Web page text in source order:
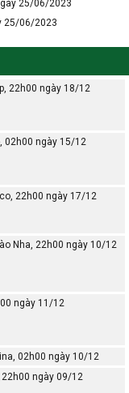
25/06/2023
25/06/2023
22h00 ngày 18/12
02h00 ngày 15/12
22h00 ngày 17/12
Nha, 22h00 ngày 10/12
ngày 11/12
02h00 ngày 10/12
ngày 09/12